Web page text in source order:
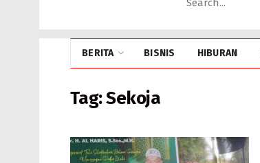
BERITA BISNIS HIBURAN
Tag:Sekoja